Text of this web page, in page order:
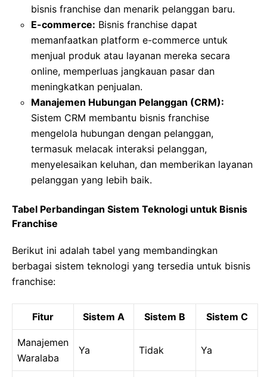
bisnis franchise dan menarik pelanggan baru.
E-commerce: Bisnis franchise dapat
memanfaatkan platform e-commerce untuk
menjual produk atau layanan mereka secara
online, memperluas jangkauan pasar dan
meningkatkan penjualan.
Manajemen Hubungan Pelanggan (CRM):
Sistem CRM membantu bisnis franchise
mengelola hubungan dengan pelanggan,
termasuk melacak interaksi pelanggan,
menyelesaikan keluhan, dan memberikan layanan
pelanggan yang lebih baik.
Tabel Perbandingan Sistem Teknologi untuk Bisnis
Franchise
Berikut ini adalah tabel yang membandingkan
berbagai sistem teknologi yang tersedia untuk bisnis
franchise:
Fitur Sistem A Sistem B Sistem C
Manajemen
Waralaba
Ya Tidak Ya